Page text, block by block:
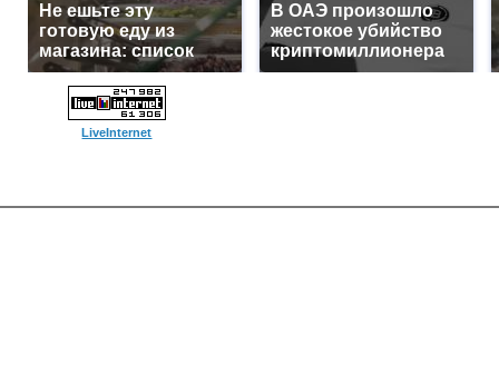
Не ешьте эту
готовую еду из
магазина: список
В ОАЭ произошло
жестокое убийство
криптомиллионера
LiveInternet